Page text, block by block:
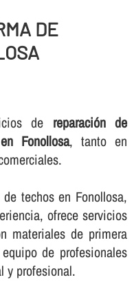
DE
de reparación de
Fonollosa, tanto en
techos en Fonollosa,
ofrece servicios
materiales de primera
de profesionales
y profesional.